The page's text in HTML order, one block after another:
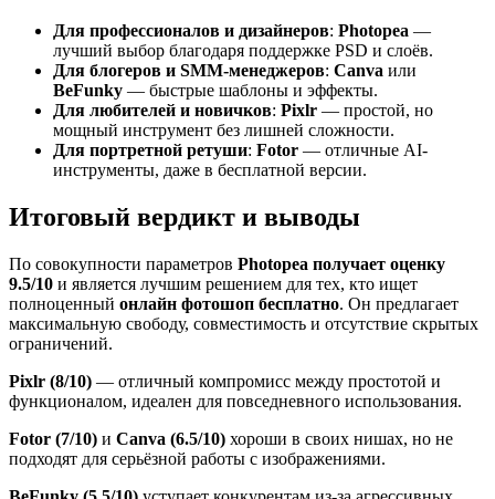
Для профессионалов и дизайнеров: Photopea —
лучший выбор благодаря поддержке PSD и слоёв.
Для блогеров и SMM-менеджеров: Canva или
BeFunky — быстрые шаблоны и эффекты.
Для любителей и новичков: Pixlr — простой, но
мощный инструмент без лишней сложности.
Для портретной ретуши: Fotor — отличные AI-
инструменты, даже в бесплатной версии.
Итоговый вердикт и выводы
По совокупности параметров Photopea получает оценку
9.5/10 и является лучшим решением для тех, кто ищет
полноценный онлайн фотошоп бесплатно. Он предлагает
максимальную свободу, совместимость и отсутствие скрытых
ограничений.
Pixlr (8/10) — отличный компромисс между простотой и
функционалом, идеален для повседневного использования.
Fotor (7/10) и Canva (6.5/10) хороши в своих нишах, но не
подходят для серьёзной работы с изображениями.